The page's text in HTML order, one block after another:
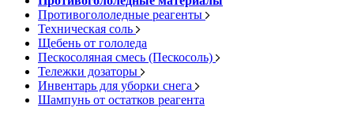
Противогололедные реагенты
Техническая соль
Щебень от гололеда
Пескосоляная смесь (Пескосоль)
Тележки дозаторы
Инвентарь для уборки снега
Шампунь от остатков реагента